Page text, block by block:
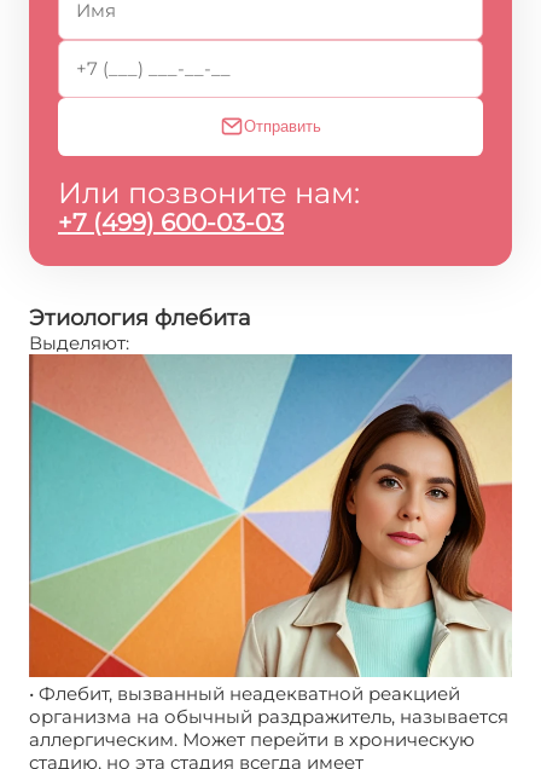
Отправить
Или позвоните нам:
+7 (499) 600-03-03
Этиология флебита
Выделяют:
• Флебит, вызванный неадекватной реакцией
организма на обычный раздражитель, называется
аллергическим. Может перейти в хроническую
стадию, но эта стадия всегда имеет